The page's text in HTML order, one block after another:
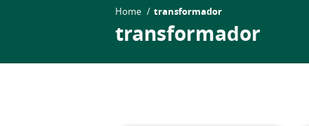
Home transformador
transformador